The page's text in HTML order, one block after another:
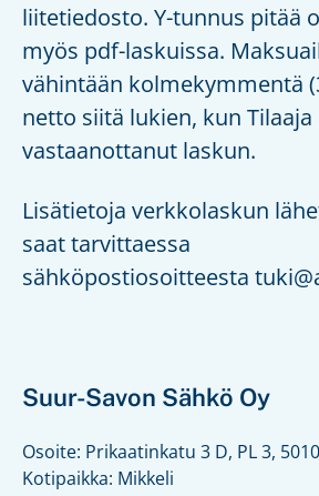
liitetiedosto. Y-tunnus pitää
myös pdf-laskuissa.
vähintään kolmekymmentä
netto siitä lukien, kun Tilaaja
vastaanottanut laskun.
Lisätietoja verkkolaskun
saat tarvittaessa
sähköpostiosoitteesta
Suur-Savon Sähkö Oy
Osoite: Prikaatinkatu 3 D, PL 3,
Kotipaikka: Mikkeli